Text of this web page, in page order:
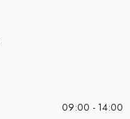
09:00 - 14:00